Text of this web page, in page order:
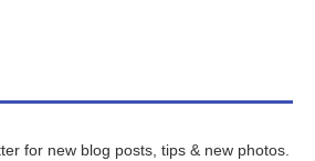
for new blog posts, tips & new photos.